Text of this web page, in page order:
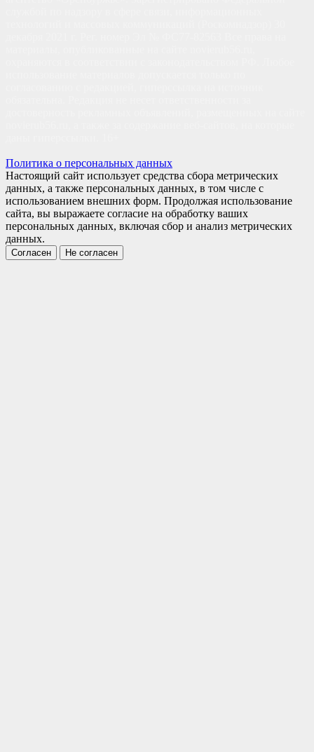
Политика о персональных данных
Настоящий сайт использует средства сбора метрических
данных, а также персональных данных, в том числе с
использованием внешних форм. Продолжая использование
сайта, вы выражаете согласие на обработку ваших
персональных данных, включая сбор и анализ метрических
данных.
Согласен Не согласен